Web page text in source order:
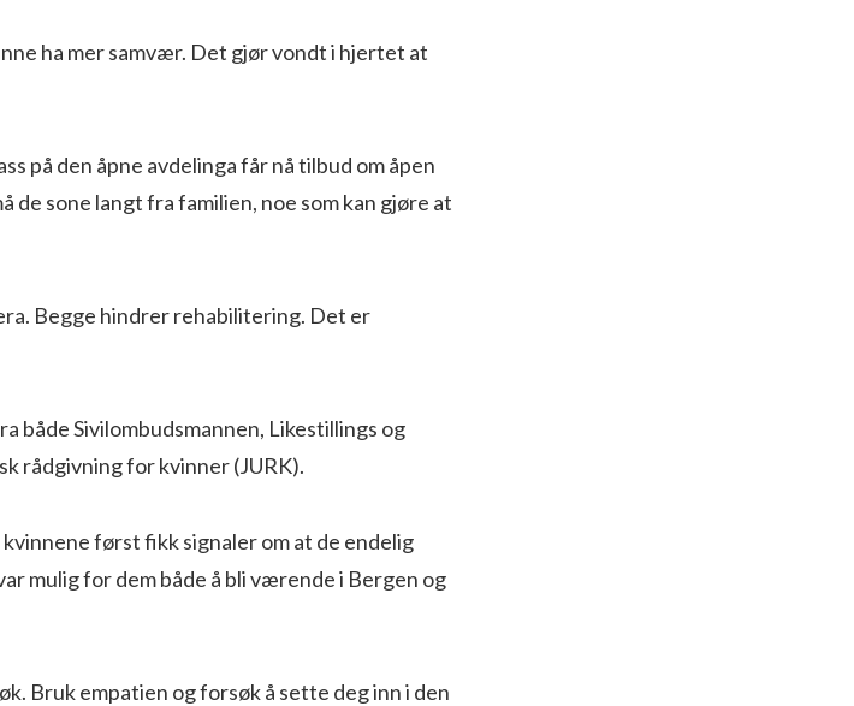
ha mer samvær. Det gjør vondt i hjertet at
på den åpne avdelinga får nå tilbud om åpen
de sone langt fra familien, noe som kan gjøre at
Begge hindrer rehabilitering. Det er
både Sivilombudsmannen, Likestillings og
rådgivning for kvinner (JURK).
først fikk signaler om at de endelig
mulig for dem både å bli værende i Bergen og
Bruk empatien og forsøk å sette deg inn i den